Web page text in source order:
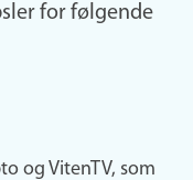
for følgende
og VitenTV, som